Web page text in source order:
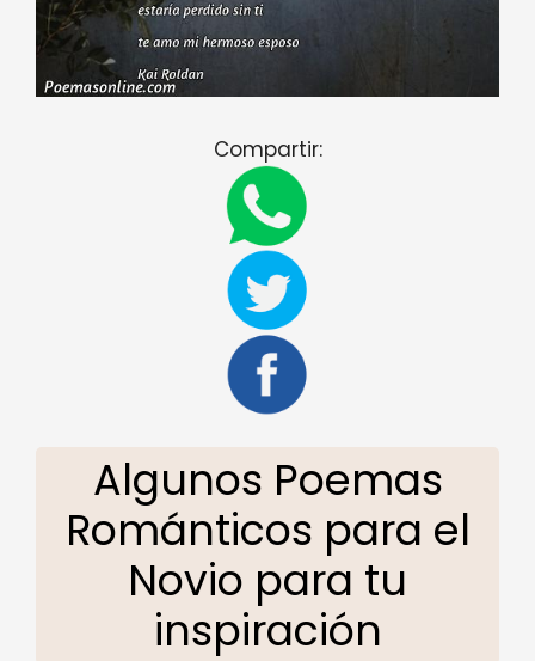
Compartir:
Algunos Poemas
Románticos para el
Novio para tu
inspiración